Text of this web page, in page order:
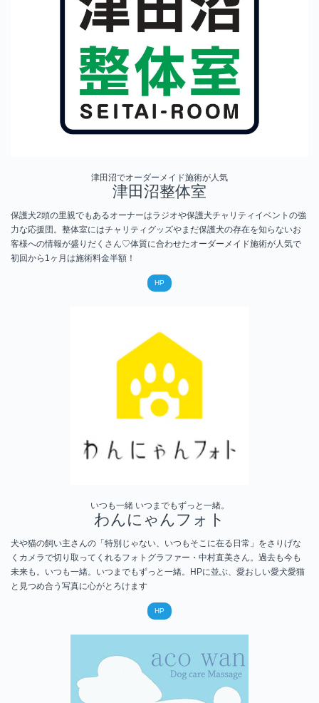
津田沼でオーダーメイド施術が人気
津田沼整体室
保護犬2頭の里親でもあるオーナーはラジオや保護犬チャリティイベントの強
力な応援団。整体室にはチャリティグッズやまだ保護犬の存在を知らないお
客様への情報が盛りだくさん♡体質に合わせたオーダーメイド施術が人気で
初回から1ヶ月は施術料金半額！
HP
いつも一緒 いつまでもずっと一緒。
わんにゃんフォト
犬や猫の飼い主さんの「特別じゃない、いつもそこに在る日常」をさりげな
くカメラで切り取ってくれるフォトグラファー・中村直美さん。過去も今も
未来も。いつも一緒。いつまでもずっと一緒。HPに並ぶ、愛おしい愛犬愛猫
と見つめ合う写真に心がとろけます
HP